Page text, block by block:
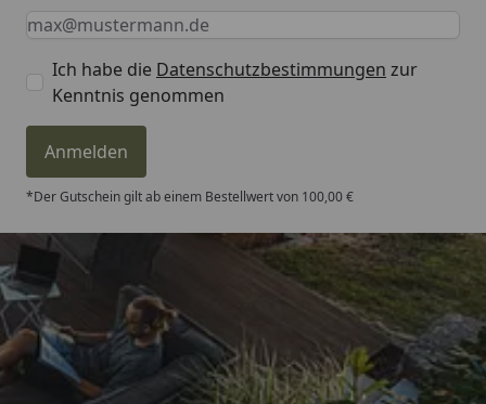
Keine Eingabe erforderlich
Eingabe erforderlich
E-Mail *
Ich habe die Datenschutzbestimmungen zur
Kenntnis genommen
Anmelden
*Der Gutschein gilt ab einem Bestellwert von 100,00 €
Trusted Shops
4,81/ 5